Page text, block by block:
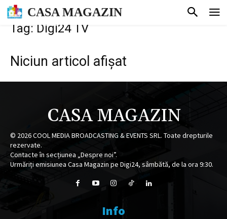
CASA MAGAZIN
Tag: Digi24 TV
Niciun articol afișat
CASA MAGAZIN
© 2026COOL MEDIA BROADCASTING & EVENTS SRL. Toate drepturile
rezervate.
Contacte în secțiunea „Despre noi”.
Urmăriți emisiunea Casa Magazin pe Digi24, sâmbătă, de la ora 9:30.
Info